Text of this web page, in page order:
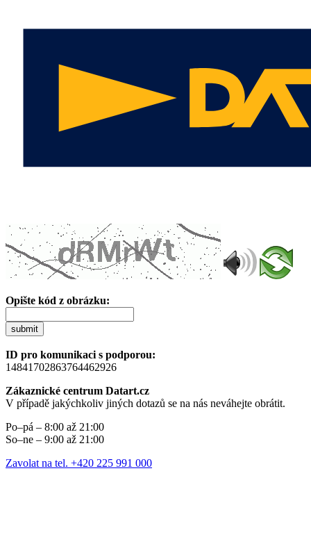
Opište kód z obrázku:
submit
ID pro komunikaci s podporou:
14841702863764462926
Zákaznické centrum Datart.cz
V případě jakýchkoliv jiných dotazů se na nás neváhejte obrátit.
Po–pá – 8:00 až 21:00
So–ne – 9:00 až 21:00
Zavolat na tel. +420 225 991 000